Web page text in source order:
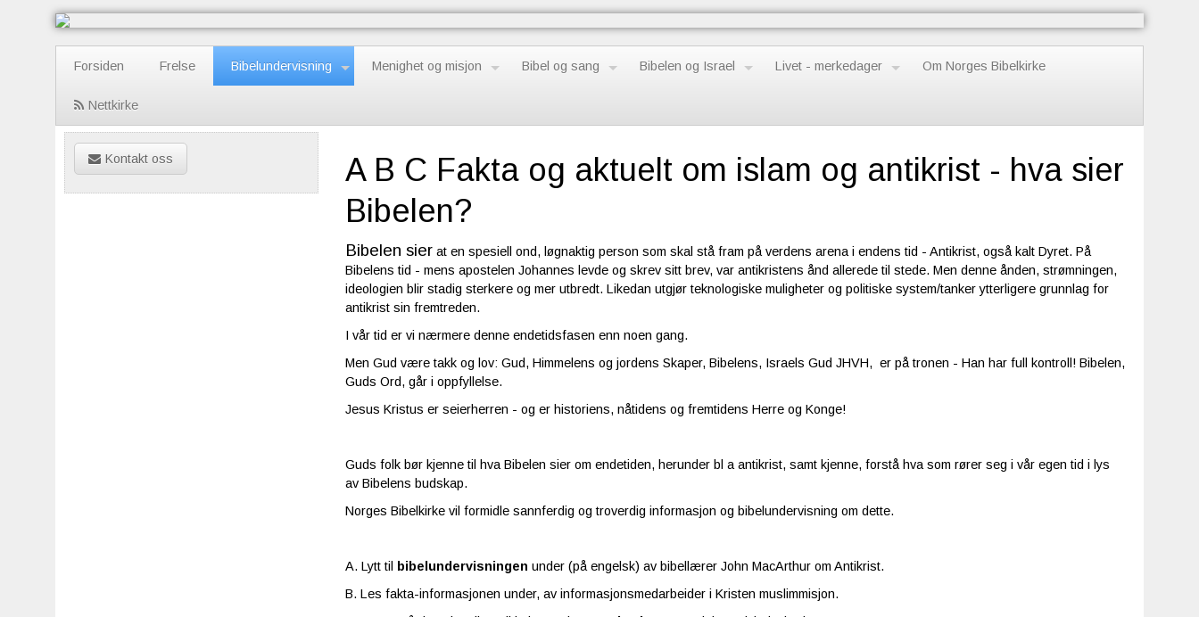
Forsiden Frelse Bibelundervisning Menighet og misjon Bibel og sang Bibelen og Israel Livet - merkedager Om Norges Bibelkirke
Nettkirke
Kontakt oss
A B C Fakta og aktuelt om islam og antikrist - hva sier
Bibelen?
Bibelen sier at en spesiell ond, løgnaktig person som skal stå fram på verdens arena i endens tid - Antikrist, også kalt Dyret. På
Bibelens tid - mens apostelen Johannes levde og skrev sitt brev, var antikristens ånd allerede til stede. Men denne ånden, strømningen,
ideologien blir stadig sterkere og mer utbredt. Likedan utgjør teknologiske muligheter og politiske system/tanker ytterligere grunnlag for
antikrist sin fremtreden.
I vår tid er vi nærmere denne endetidsfasen enn noen gang.
Men Gud være takk og lov: Gud, Himmelens og jordens Skaper, Bibelens, Israels Gud JHVH, er på tronen - Han har full kontroll! Bibelen,
Guds Ord, går i oppfyllelse.
Jesus Kristus er seierherren - og er historiens, nåtidens og fremtidens Herre og Konge!
Guds folk bør kjenne til hva Bibelen sier om endetiden, herunder bl a antikrist, samt kjenne, forstå hva som rører seg i vår egen tid i lys
av Bibelens budskap.
Norges Bibelkirke vil formidle sannferdig og troverdig informasjon og bibelundervisning om dette.
A. Lytt til bibelundervisningen under (på engelsk) av bibellærer John MacArthur om Antikrist.
B. Les fakta-informasjonen under, av informasjonsmedarbeider i Kristen muslimmisjon.